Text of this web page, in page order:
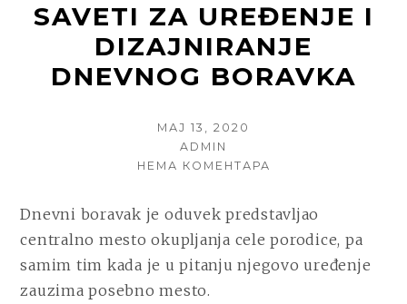
SAVETI ZA UREĐENJE I
DIZAJNIRANJE
DNEVNOG BORAVKA
POSTED
МАЈ 13, 2020
AUTHOR
ADMIN
НЕМА КОМЕНТАРА
UREĐENJE
I
DIZAJNIRANJE
Dnevni boravak je oduvek predstavljao
centralno mesto okupljanja cele porodice, pa
samim tim kada je u pitanju njegovo uređenje
zauzima posebno mesto.